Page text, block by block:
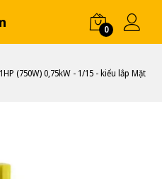
0
(750W) 0,75kW - 1/15 - kiểu lắp Mặt